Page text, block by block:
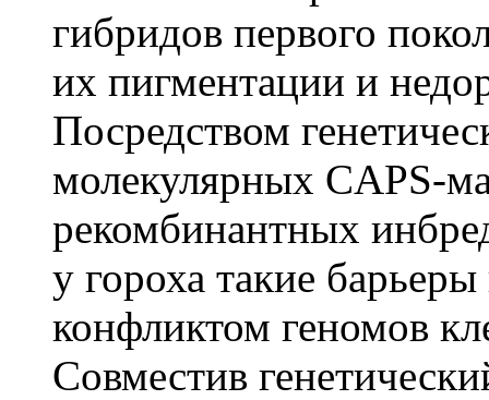
гибридов первого
их пигментации и
Посредством
молекулярных CAPS-
рекомбинантных
у гороха такие
конфликтом геномов
Совместив